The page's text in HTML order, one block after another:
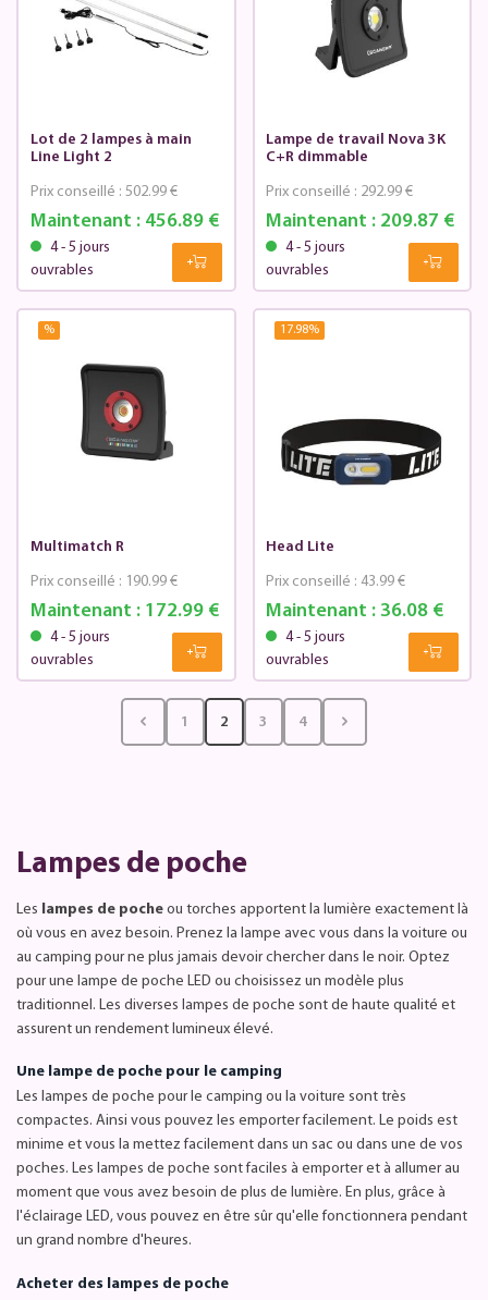
Lot de 2 lampes à main
Line Light 2
Maintenant :456.89 €
Prix conseillé : 502.99 €
4 - 5 jours
ouvrables
Lampe de travail Nova 3K
C+R dimmable
Maintenant : 209.87 €
Prix conseillé : 292.99 €
4 - 5 jours
ouvrables
%
Multimatch R
Maintenant :172.99 €
Prix conseillé : 190.99 €
4 - 5 jours
ouvrables
17.98%
Head Lite
Maintenant : 36.08 €
Prix conseillé : 43.99 €
4 - 5 jours
ouvrables
1 2 3 4
Lampes de poche
Les lampes de poche ou torches apportent la lumière exactement là
où vous en avez besoin. Prenez la lampe avec vous dans la voiture ou
au camping pour ne plus jamais devoir chercher dans le noir. Optez
pour une lampe de poche LED ou choisissez un modèle plus
traditionnel. Les diverses lampes de poche sont de haute qualité et
assurent un rendement lumineux élevé.
Une lampe de poche pour le camping
Les lampes de poche pour le camping ou la voiture sont très
compactes. Ainsi vous pouvez les emporter facilement. Le poids est
minime et vous la mettez facilement dans un sac ou dans une de vos
poches. Les lampes de poche sont faciles à emporter et à allumer au
moment que vous avez besoin de plus de lumière. En plus, grâce à
l'éclairage LED, vous pouvez en être sûr qu'elle fonctionnera pendant
un grand nombre d'heures.
Acheter des lampes de poche